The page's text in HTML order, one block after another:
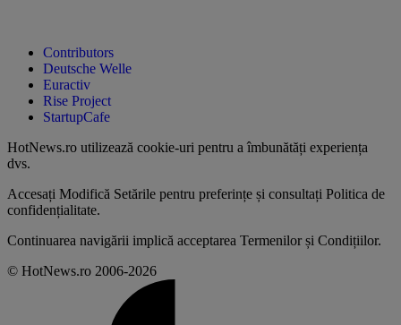
Contributors
Deutsche Welle
Euractiv
Rise Project
StartupCafe
HotNews.ro utilizează cookie-uri pentru a îmbunătăți experiența
dvs.
Accesați Modifică Setările pentru preferințe și consultați Politica de
confidențialitate.
Continuarea navigării implică acceptarea Termenilor și Condițiilor.
© HotNews.ro 2006-2026